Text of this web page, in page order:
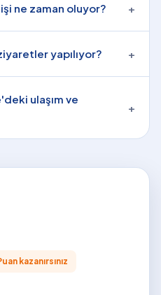
ne zaman oluyor? +
yapılıyor? +
ulaşım ve
+
kazanırsınız